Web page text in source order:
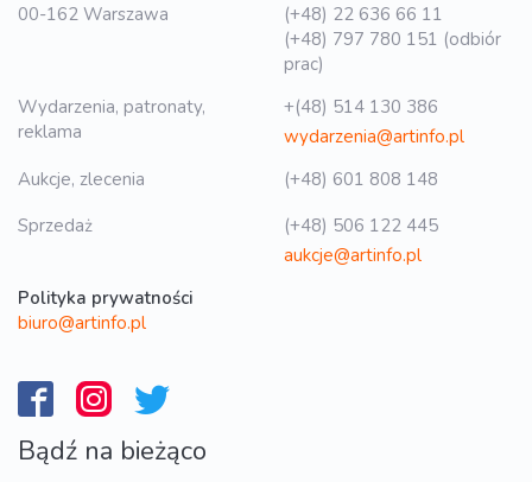
00-162 Warszawa
(+48) 22 636 66 11
(+48) 797 780 151 (odbiór
prac)
Wydarzenia, patronaty,
reklama
+(48) 514 130 386
wydarzenia@artinfo.pl
Aukcje, zlecenia
(+48) 601 808 148
Sprzedaż
(+48) 506 122 445
aukcje@artinfo.pl
Polityka prywatności
biuro@artinfo.pl
Bądź na bieżąco